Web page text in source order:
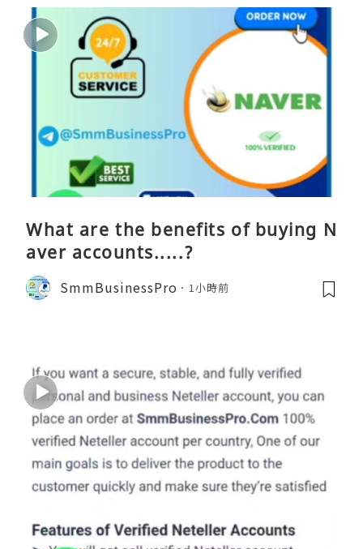
What are the benefits of buying N
aver accounts.....?
SmmBusinessPro 1小時前